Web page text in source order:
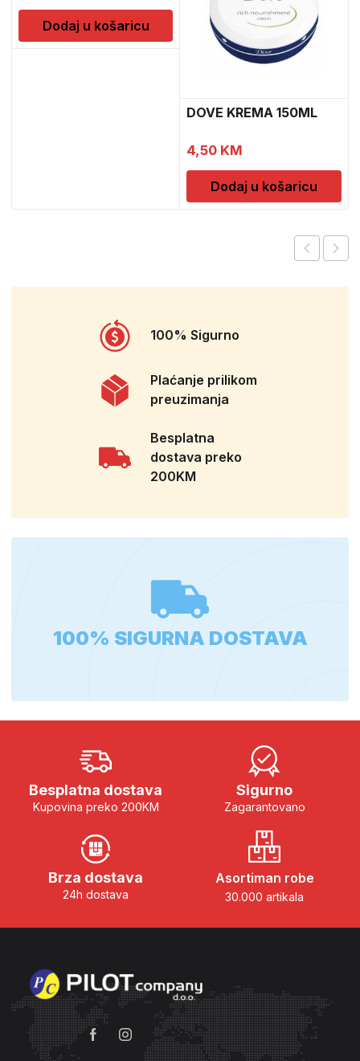
Dodaj u košaricu
DOVE KREMA 150ML
4,50 KM
Dodaj u košaricu
100% Sigurno
Plaćanje prilikom
preuzimanja
Besplatna
dostava preko
200KM
100% SIGURNA DOSTAVA
Besplatna dostava
Kupovina preko 200KM
Sigurno
Zagarantovano
Brza dostava
24h dostava
Asortiman robe
30.000 artikala